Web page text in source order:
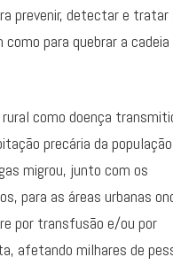
prevenir, detectar e tratar
para quebrar a cadeia
rural como doença
precária da população
migrou, junto com os
para as áreas urbanas
por transfusão e/ou por
afetando milhares de